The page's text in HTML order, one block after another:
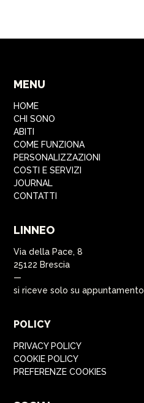
MENU
HOME
CHI SONO
ABITI
COME FUNZIONA
PERSONALIZZAZIONI
COSTI E SERVIZI
JOURNAL
CONTATTI
LINNEO
Via della Pace, 8
25122 Brescia
—
si riceve solo su appuntamento
POLICY
PRIVACY POLICY
COOKIE POLICY
PREFERENZE COOKIES